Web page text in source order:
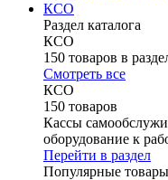
КСО
Раздел каталога
КСО
150 товаров в
Смотреть все
КСО
150 товаров
Кассы
оборудование к
Перейти в раздел
Популярные товары